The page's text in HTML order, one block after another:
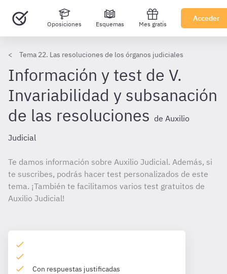
Oposiciones Esquemas Mes gratis
Acceder
Tema 22. Las resoluciones de los órganos judiciales
Información y test de V.
Invariabilidad y subsanación
de las resoluciones de Auxilio
Judicial
Te damos información sobre Auxilio Judicial. Además, si
te suscribes, podrás hacer test personalizados de este
tema. ¡También te facilitamos varios test gratuitos de
Auxilio Judicial!
Con respuestas justificadas